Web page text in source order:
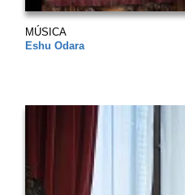
MÚSICA
Eshu Odara